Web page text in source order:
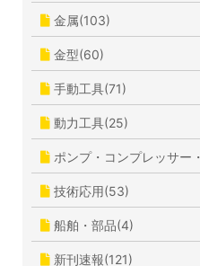
金属(103)
金型(60)
手動工具(71)
動力工具(25)
ポンプ・コンプレッサー
技術応用(53)
船舶・部品(4)
新刊速報(121)